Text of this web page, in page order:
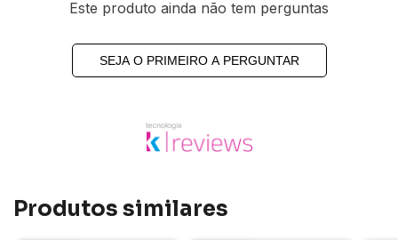
Este produto ainda não tem perguntas
SEJA O PRIMEIRO A PERGUNTAR
Produtos similares